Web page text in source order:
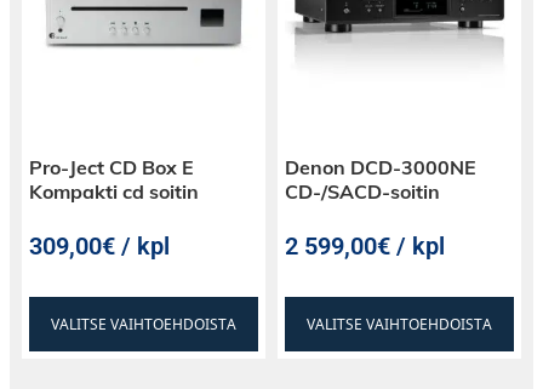
Pro-Ject CD Box E
Kompakti cd soitin
309,00€ / kpl
VALITSE VAIHTOEHDOISTA
Denon DCD-3000NE
CD-/SACD-soitin
2 599,00€ / kpl
VALITSE VAIHTOEHDOISTA